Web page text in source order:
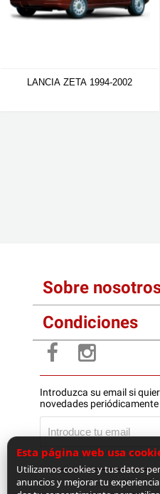
LANCIA ZETA 1994-2002
Sobre
Condiciones
Introduzca su email si
novedades
Esta página web usa
Utilizamos cookies y tus datos
anuncios y mejorar tu